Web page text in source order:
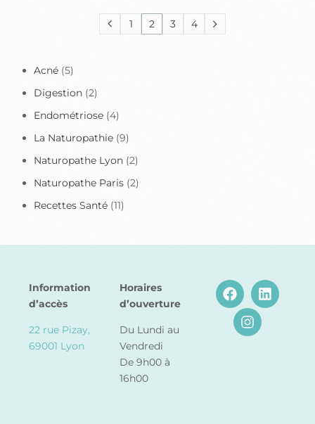
1 2 3 4
Acné (5)
Digestion (2)
Endométriose (4)
La Naturopathie (9)
Naturopathe Lyon (2)
Naturopathe Paris (2)
Recettes Santé (11)
Information
d’accès
22 rue Pizay,
69001 Lyon
Horaires
d’ouverture
Du Lundi au
Vendredi
De 9h00 à
16h00